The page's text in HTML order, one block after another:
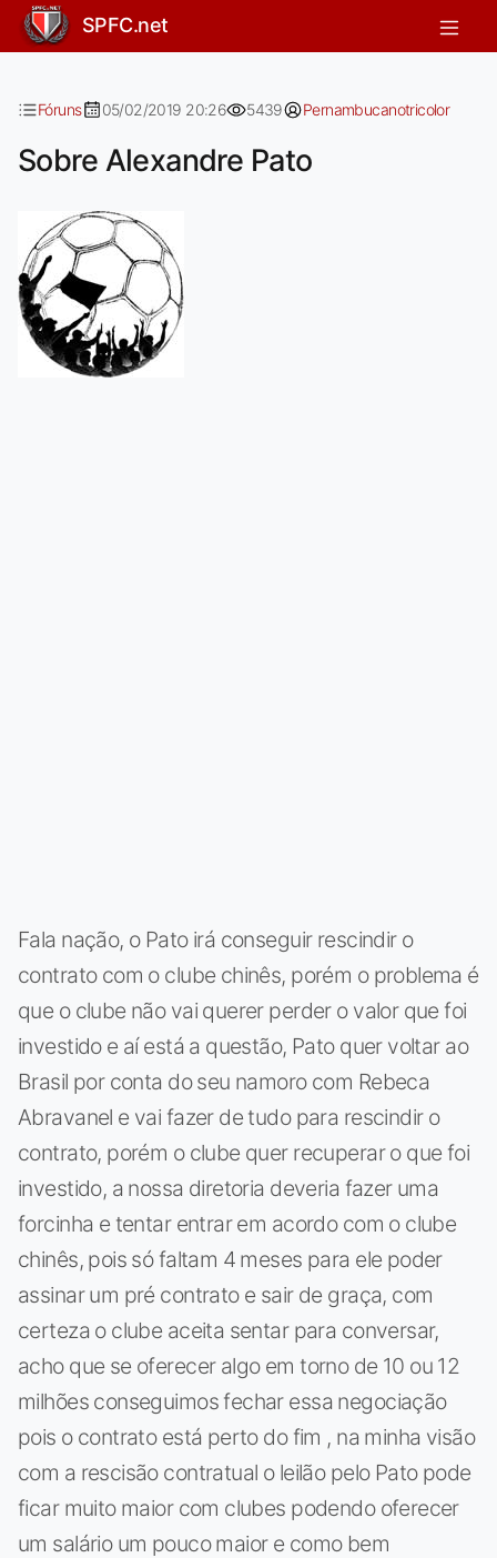
Sobre Alexandre Pato
SPFC.net
Fóruns 05/02/2019 20:26 5439 Pernambucanotricolor
Sobre Alexandre Pato
Fala nação, o Pato irá conseguir rescindir o
contrato com o clube chinês, porém o problema é
que o clube não vai querer perder o valor que foi
investido e aí está a questão, Pato quer voltar ao
Brasil por conta do seu namoro com Rebeca
Abravanel e vai fazer de tudo para rescindir o
contrato, porém o clube quer recuperar o que foi
investido, a nossa diretoria deveria fazer uma
forcinha e tentar entrar em acordo com o clube
chinês, pois só faltam 4 meses para ele poder
assinar um pré contrato e sair de graça, com
certeza o clube aceita sentar para conversar,
acho que se oferecer algo em torno de 10 ou 12
milhões conseguimos fechar essa negociação
pois o contrato está perto do fim , na minha visão
com a rescisão contratual o leilão pelo Pato pode
ficar muito maior com clubes podendo oferecer
um salário um pouco maior e como bem